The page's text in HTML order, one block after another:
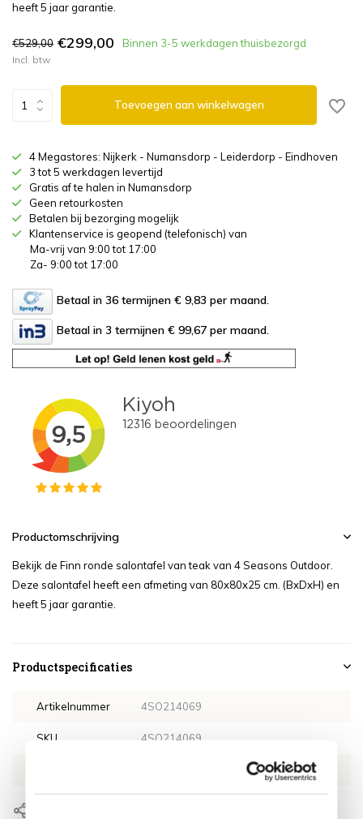
heeft 5 jaar garantie.
€529,00 €299,00 Binnen 3-5 werkdagen thuisbezorgd
Incl. btw
Toevoegen aan winkelwagen
4 Megastores: Nijkerk - Numansdorp - Leiderdorp - Eindhoven
3 tot 5 werkdagen levertijd
Gratis af te halen in Numansdorp
Geen retourkosten
Betalen bij bezorging mogelijk
Klantenservice is geopend (telefonisch) van
Ma-vrij van 9:00 tot 17:00
Za- 9:00 tot 17:00
Betaal in 36 termijnen € 9,83 per maand.
Betaal in 3 termijnen € 99,67 per maand.
Productomschrijving
Bekijk de Finn ronde salontafel van teak van 4 Seasons Outdoor.
Deze salontafel heeft een afmeting van 80x80x25 cm. (BxDxH) en
heeft 5 jaar garantie.
Productspecificaties
Artikelnummer 4SO214069
SKU 4SO214069